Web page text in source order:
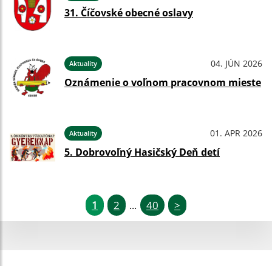
31. Číčovské obecné oslavy
Aktuality 04. JÚN 2026
Oznámenie o voľnom pracovnom mieste
Aktuality 01. APR 2026
5. Dobrovoľný Hasičský Deň detí
1 2 ... 40 >